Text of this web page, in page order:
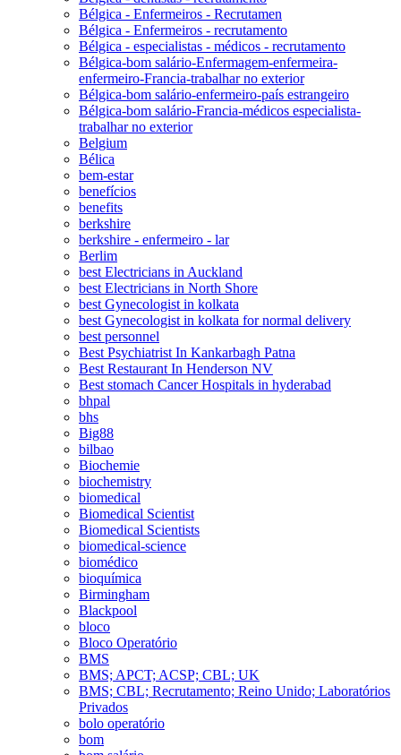
Bélgica - Enfermeiros - Recrutamen
Bélgica - Enfermeiros - recrutamento
Bélgica - especialistas - médicos - recrutamento
Bélgica-bom salário-Enfermagem-enfermeira-
enfermeiro-Francia-trabalhar no exterior
Bélgica-bom salário-enfermeiro-país estrangeiro
Bélgica-bom salário-Francia-médicos especialista-
trabalhar no exterior
Belgium
Bélica
bem-estar
benefícios
benefits
berkshire
berkshire - enfermeiro - lar
Berlim
best Electricians in Auckland
best Electricians in North Shore
best Gynecologist in kolkata
best Gynecologist in kolkata for normal delivery
best personnel
Best Psychiatrist In Kankarbagh Patna
Best Restaurant In Henderson NV
Best stomach Cancer Hospitals in hyderabad
bhpal
bhs
Big88
bilbao
Biochemie
biochemistry
biomedical
Biomedical Scientist
Biomedical Scientists
biomedical-science
biomédico
bioquímica
Birmingham
Blackpool
bloco
Bloco Operatório
BMS
BMS; APCT; ACSP; CBL; UK
BMS; CBL; Recrutamento; Reino Unido; Laboratórios
Privados
bolo operatório
bom